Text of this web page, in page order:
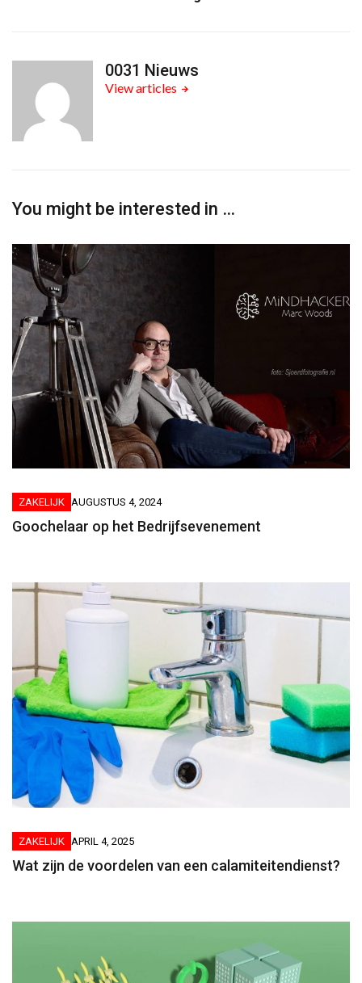
0031 Nieuws
View articles
You might be interested in …
ZAKELIJK AUGUSTUS 4, 2024
Goochelaar op het Bedrijfsevenement
ZAKELIJK APRIL 4, 2025
Wat zijn de voordelen van een calamiteitendienst?